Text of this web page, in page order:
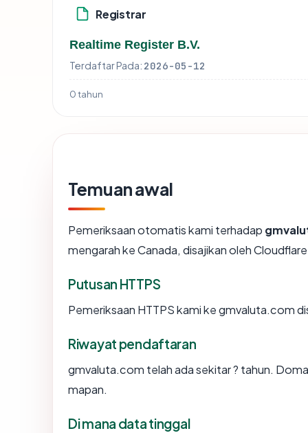
Registrar
Realtime Register B.V.
Terdaftar Pada: 2026-05-12
0 tahun
Temuan awal
Pemeriksaan otomatis kami terhadap
mengarah ke Canada, disajikan oleh
Putusan HTTPS
Pemeriksaan HTTPS kami ke gmvaluta.com
Riwayat pendaftaran
gmvaluta.com telah ada sekitar ? tahun.
mapan.
Di mana data tinggal